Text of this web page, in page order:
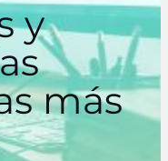
y
más